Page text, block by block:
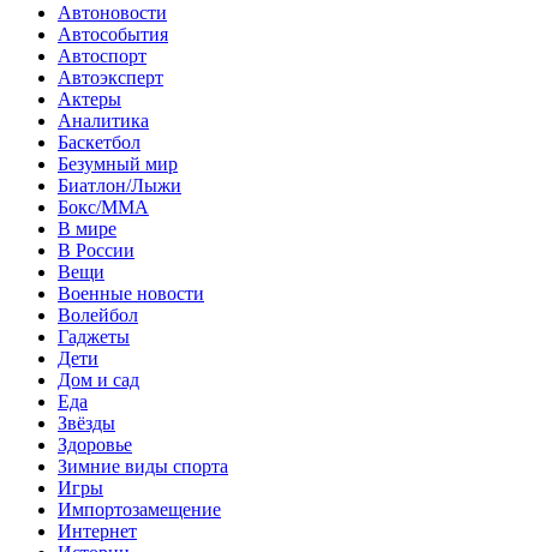
Автоновости
Автособытия
Автоспорт
Автоэксперт
Актеры
Аналитика
Баскетбол
Безумный мир
Биатлон/Лыжи
Бокс/MMA
В мире
В России
Вещи
Военные новости
Волейбол
Гаджеты
Дети
Дом и сад
Еда
Звёзды
Здоровье
Зимние виды спорта
Игры
Импортозамещение
Интернет